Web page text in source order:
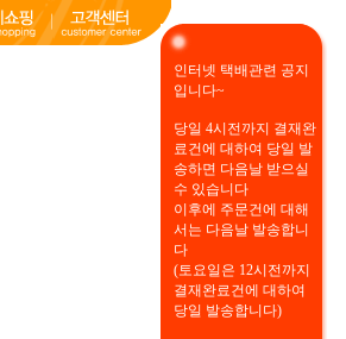
인터넷 택배관련 공지
입니다~
당일 4시전까지 결재완
료건에 대하여 당일 발
송하면 다음날 받으실
수 있습니다
이후에 주문건에 대해
서는 다음날 발송합니
다
(토요일은 12시전까지
결재완료건에 대하여
당일 발송합니다)